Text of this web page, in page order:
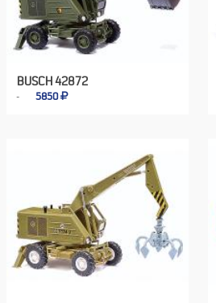
BUSCH 42872
5850